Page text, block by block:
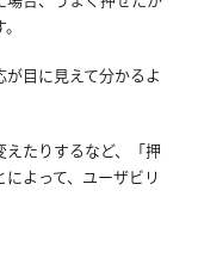
目に見えて分かるよ
たりするなど、「押
よって、ユーザビリ